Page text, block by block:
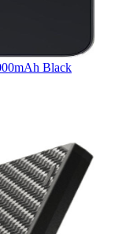
Black